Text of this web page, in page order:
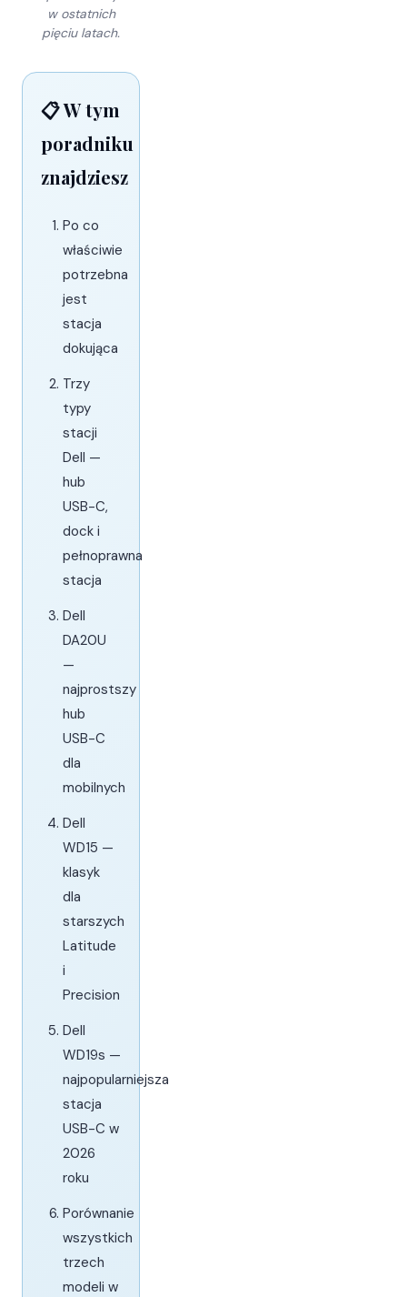
w ostatnich
pięciu latach.
📋 W tym
poradniku
znajdziesz
Po co
właściwie
potrzebna
jest
stacja
dokująca
Trzy
typy
stacji
Dell —
hub
USB-C,
dock i
pełnoprawna
stacja
Dell
DA20U
—
najprostszy
hub
USB-C
dla
mobilnych
Dell
WD15 —
klasyk
dla
starszych
Latitude
i
Precision
Dell
WD19s —
najpopularniejsza
stacja
USB-C w
2026
roku
Porównanie
wszystkich
trzech
modeli w